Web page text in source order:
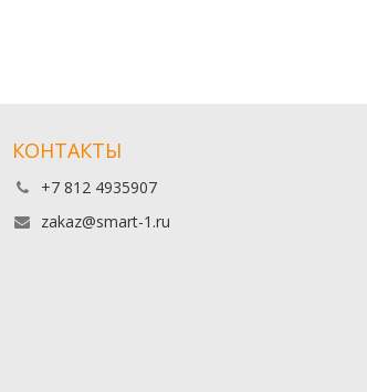
КОНТАКТЫ
+7 812 4935907
zakaz@smart-1.ru